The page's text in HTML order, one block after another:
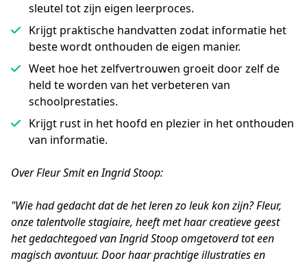
sleutel tot zijn eigen leerproces.
Krijgt praktische handvatten zodat informatie het
beste wordt onthouden de eigen manier.
Weet hoe het zelfvertrouwen groeit door zelf de
held te worden van het verbeteren van
schoolprestaties.
Krijgt rust in het hoofd en plezier in het onthouden
van informatie.
Over Fleur Smit en Ingrid Stoop:
"Wie had gedacht dat de het leren zo leuk kon zijn? Fleur,
onze talentvolle stagiaire, heeft met haar creatieve geest
het gedachtegoed van Ingrid Stoop omgetoverd tot een
magisch avontuur. Door haar prachtige illustraties en